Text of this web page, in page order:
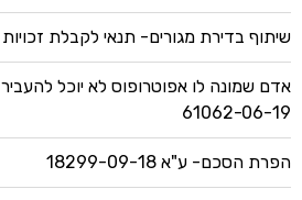
שיתוף בדירת מגורים- תנאי לקבלת זכויות – עמ"ש
אדם שמונה לו אפוטרופוס לא יוכל
61062-06-19
הפרת הסכם- ע"א 18299-09-18